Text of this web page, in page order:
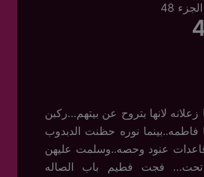
48
لانها بتروح عن بيتهم…ركبن
نوره حظنت الدبدوب
عنود وحصه..وسلمت عليهن
تحت… فجت فطيم باب الصاله